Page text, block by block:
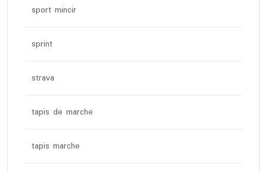
sport mincir
sprint
strava
tapis de marche
tapis marche